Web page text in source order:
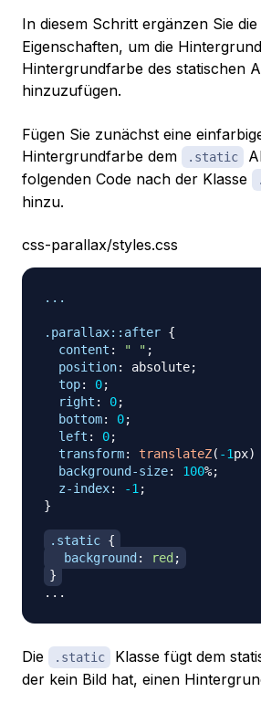
In diesem Schritt ergänzen Sie
Eigenschaften, um die
Hintergrundfarbe des statischen
hinzuzufügen.
Fügen Sie zunächst eine
Hintergrundfarbe dem
.static
folgenden Code nach der Klasse
hinzu.
css-parallax/styles.css
...
.parallax::after {
content : " " ;
position: absolute;
top: 0;
right : 0;
bottom: 0;
left : 0;
transform: translateZ( -1px)
background-size: 100%;
z-index: -1;
}
.static {
background : red ;
}
Die .static
Klasse fügt dem
der kein Bild hat, einen